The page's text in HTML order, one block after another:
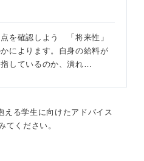
を確認しよう 「将来性」
によります。自身の給料が
しているのか、潰れ…
える学生に向けたアドバイス
てください。